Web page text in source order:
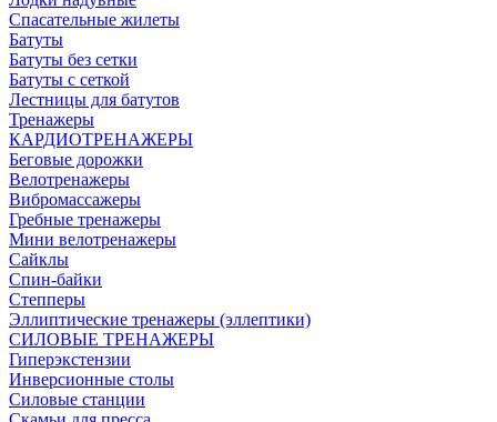
Спасательные жилеты
Батуты
Батуты без сетки
Батуты с сеткой
Лестницы для батутов
Тренажеры
КАРДИОТРЕНАЖЕРЫ
Беговые дорожки
Велотренажеры
Вибромассажеры
Гребные тренажеры
Мини велотренажеры
Сайклы
Спин-байки
Степперы
Эллиптические тренажеры (эллептики)
СИЛОВЫЕ ТРЕНАЖЕРЫ
Гиперэкстензии
Инверсионные столы
Силовые станции